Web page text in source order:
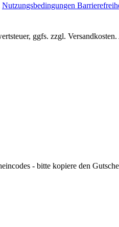
Nutzungsbedingungen
ggfs. zzgl.
- bitte kopiere den